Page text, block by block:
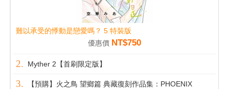
難以承受的悸動是戀愛嗎？ 5 特裝版
優惠價 NT$750
Myther 2【首刷限定版】
【預購】火之鳥 望鄉篇 典藏復刻作品集：PHOENIX